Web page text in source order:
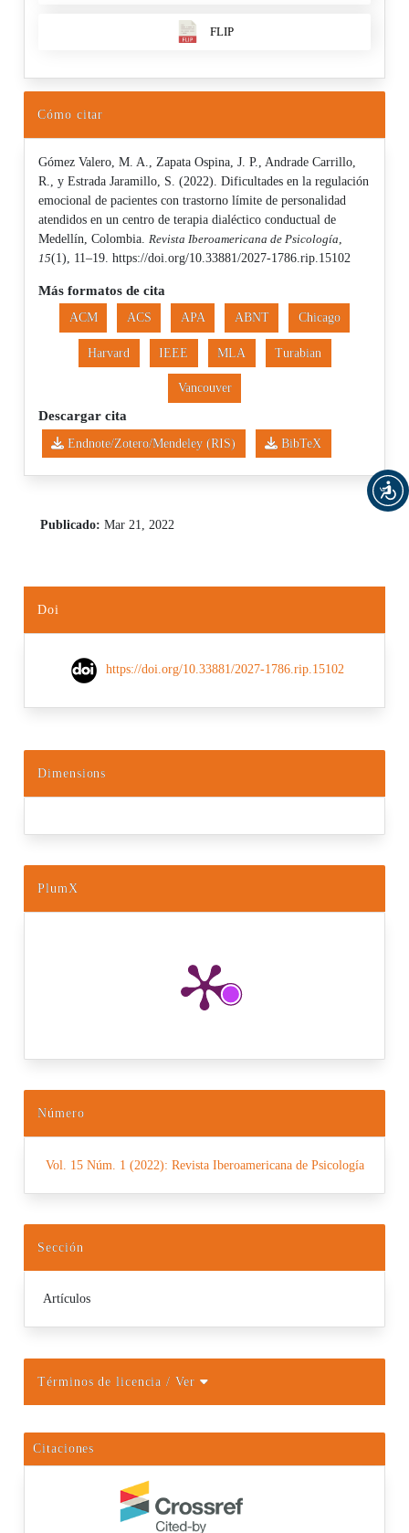
FLIP
Cómo citar
Gómez Valero, M. A., Zapata Ospina, J. P., Andrade Carrillo,
R., y Estrada Jaramillo, S. (2022). Dificultades en la regulación
emocional de pacientes con trastorno límite de personalidad
atendidos en un centro de terapia dialéctico conductual de
Medellín, Colombia. Revista Iberoamericana de Psicología
15(1), 11–19. https://doi.org/10.33881/2027-1786.rip.15102
Más formatos de cita
ACM ACS APA ABNT Chicago
Harvard IEEE MLA Turabian
Vancouver
Descargar cita
Endnote/Zotero/Mendeley (RIS) BibTeX
Publicado: Mar 21, 2022
Doi
https://doi.org/10.33881/2027-1786.rip.15102
Dimensions
PlumX
Número
Vol. 15 Núm. 1 (2022): Revista Iberoamericana de Psicología
Sección
Artículos
Términos de licencia/ Ver
Citaciones